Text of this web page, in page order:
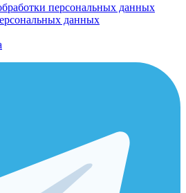
персональных данных
данных